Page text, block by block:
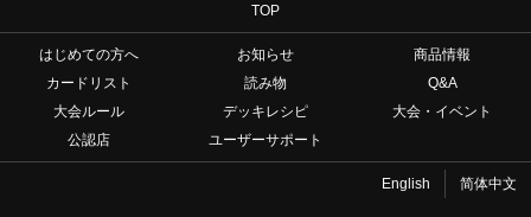
TOP
はじめての方へ お知らせ
商品情報
カードリスト
読み物
Q&A
大会ルール
デッキレシピ
大会・イベント
公認店
ユーザーサポート
English 简体中文